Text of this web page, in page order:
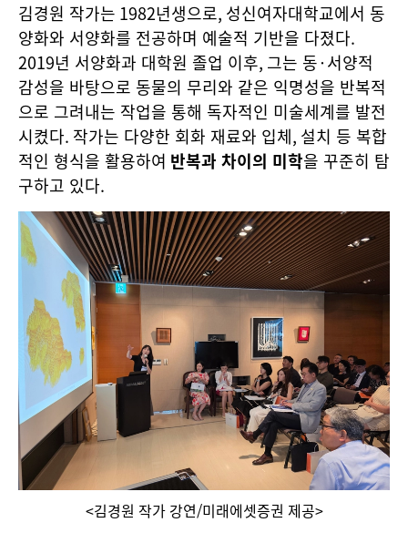
김경원 작가는 1982년생으로, 성신여자대학교에서 동
양화와 서양화를 전공하며 예술적 기반을 다졌다.
2019년 서양화과 대학원 졸업 이후, 그는 동·서양적
감성을 바탕으로 동물의 무리와 같은 익명성을 반복적
으로 그려내는 작업을 통해 독자적인 미술세계를 발전
시켰다. 작가는 다양한 회화 재료와 입체, 설치 등 복합
적인 형식을 활용하여 반복과 차이의 미학을 꾸준히 탐
구하고 있다.
<김경원 작가 강연/미래에셋증권 제공>